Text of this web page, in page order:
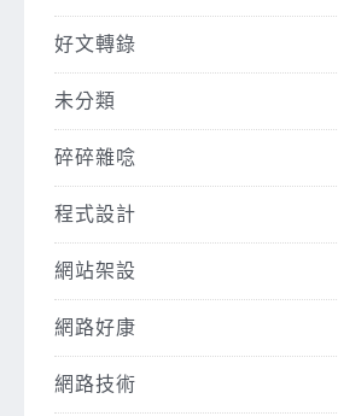
好文轉錄
未分類
碎碎雜唸
程式設計
網站架設
網路好康
網路技術